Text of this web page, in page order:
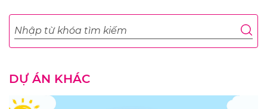
DỰ ÁN KHÁC